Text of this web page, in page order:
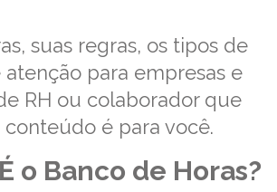
suas regras, os tipos de
para empresas e
RH ou colaborador que
é para você.
o Banco de Horas?